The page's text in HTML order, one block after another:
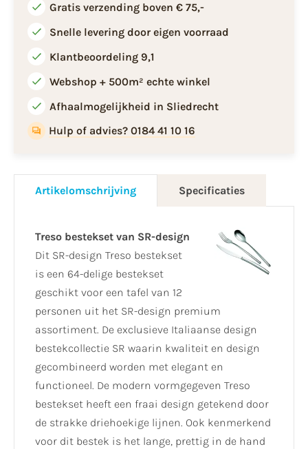
Gratis verzending boven € 75,-
Snelle levering door eigen voorraad
Klantbeoordeling 9,1
Webshop + 500m² echte winkel
Afhaalmogelijkheid in Sliedrecht
Hulp of advies? 0184 41 10 16
Artikelomschrijving Specificaties
Treso bestekset van SR-design
Dit SR-design Treso bestekset
is een 64-delige bestekset
geschikt voor een tafel van 12
personen uit het SR-design premium
assortiment. De exclusieve Italiaanse design
bestekcollectie SR waarin kwaliteit en design
gecombineerd worden met elegant en
functioneel. De modern vormgegeven Treso
bestekset heeft een fraai design getekend door
de strakke driehoekige lijnen. Ook kenmerkend
voor dit bestek is het lange, prettig in de hand